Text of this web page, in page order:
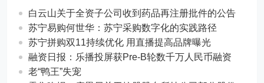
白云山关于全资子公司收到药品再注册批件的公告
苏宁易购何世华：苏宁采购数字化的实践路径
苏宁拼购双11持续优化 用直播提高品牌曝光
融资日报：乐播投屏获Pre-B轮数千万人民币融资
老“鸭王”失宠